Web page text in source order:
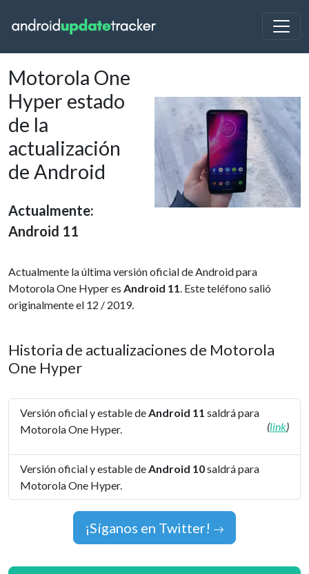
Motorola One
Hyper estado
de la
actualización
de Android
Actualmente:
Android 11
Actualmente la última versión oficial de Android para
Motorola One Hyper es Android 11. Este teléfono salió
originalmente el 12 / 2019.
Historia de actualizaciones de Motorola
One Hyper
Versión oficial y estable deAndroid 11 saldrá para
Motorola One Hyper.
(link)
Versión oficial y estable deAndroid 10saldrá para
Motorola One Hyper.
¡Síganos en Twitter!